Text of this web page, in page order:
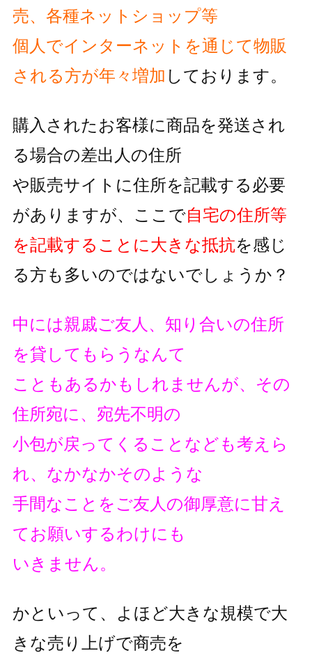
売、各種ネットショップ等
個人でインターネットを通じて物販
される方が年々増加 しております。
購入されたお客様に商品を発送され
る場合の差出人の住所
や販売サイトに住所を記載する必要
がありますが、 ここで自宅の住所等
を記載することに大きな抵抗を感じ
る方も多いのではないでしょうか？
中には親戚ご友人、知り合いの住所
を貸してもらうなんて
こともあるかもしれませんが、その
住所宛に、宛先不明の
小包が戻ってくることなども考えら
れ、なかなかそのような
手間なことをご友人の御厚意に甘え
てお願いするわけにも
いきません。
かといって、よほど大きな規模で大
きな売り上げで商売を